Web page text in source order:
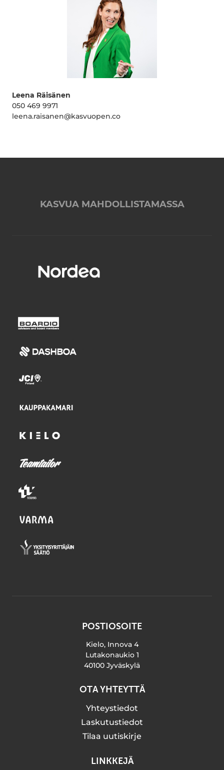
Leena Räisänen
050 469 9971
leena.raisanen@kasvuopen.co
KASVUA MAHDOLLISTAMASSA
POSTIOSOITE
Kielo, Innova 4
Lutakonaukio 1
40100 Jyväskylä
OTA YHTEYTTÄ
Yhteystiedot
Laskutustiedot
Tilaa uutiskirje
LINKKEJÄ